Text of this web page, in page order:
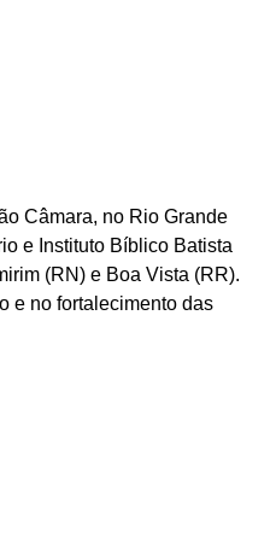
Câmara, no Rio Grande
e Instituto Bíblico Batista
(RN) e Boa Vista (RR).
e no fortalecimento das